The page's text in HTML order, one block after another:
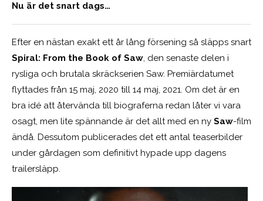
Nu är det snart dags…
Efter en nästan exakt ett år lång försening så släpps snart
Spiral: From the Book of Saw, den senaste delen i
rysliga och brutala skräckserien Saw. Premiärdatumet
flyttades från 15 maj, 2020 till 14 maj, 2021. Om det är en
bra idé att återvända till biograferna redan låter vi vara
osagt, men lite spännande är det allt med en ny Saw-film
ändå. Dessutom publicerades det ett antal teaserbilder
under gårdagen som definitivt hypade upp dagens
trailersläpp.